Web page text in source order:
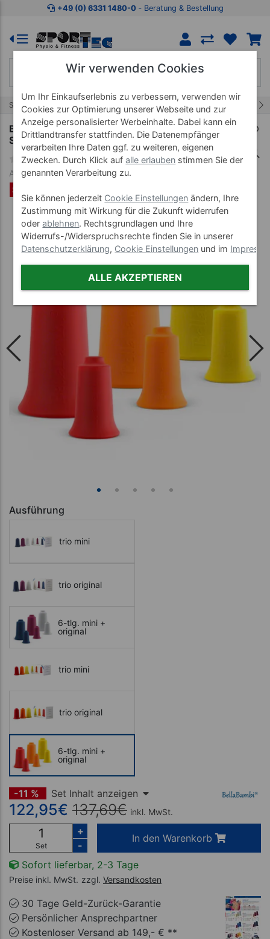
Zum Kaufbereich springen Zur Produktbeschreibung
+49 (0) 6331 1480-0 ‐ Beratung & Bestellung
Start Wellnessprodukte
BellaBambi original trio + mini trio Faszien Cup
Set, 6-tlg., gelb, orange, rot
Art-Nr. 27412
SET %
Ausführung
trio mini
trio original
6-tlg. mini +
original
trio mini
trio original
6-tlg. mini +
original
-11 % Set Inhalt anzeigen
122,95€ 137,69€ inkl. MwSt.
Set
+
-
In den Warenkorb
Sofort lieferbar, 2-3 Tage
Preise inkl. MwSt. zzgl. Versandkosten
30 Tage Geld-Zurück-Garantie
Persönlicher Ansprechpartner
Kostenloser Versand ab 149,- € **
Wir verwenden Cookies
Um Ihr Einkaufserlebnis zu verbessern, verwenden wir
Cookies zur Optimierung unserer Webseite und zur
Anzeige personalisierter Werbeinhalte. Dabei kann ein
Drittlandtransfer stattfinden. Die Datenempfänger
verarbeiten Ihre Daten ggf. zu weiteren, eigenen
Zwecken. Durch Klick aufalle erlauben stimmen Sie der
genannten Verarbeitung zu.
Sie können jederzeit Cookie Einstellungen ändern, Ihre
Zustimmung mit Wirkung für die Zukunft widerrufen
oderablehnen. Rechtsgrundlagen und Ihre
Widerrufs-/Widerspruchsrechte finden Sie in unserer
Datenschutzerklärung, Cookie Einstellungen und im
ALLE AKZEPTIEREN